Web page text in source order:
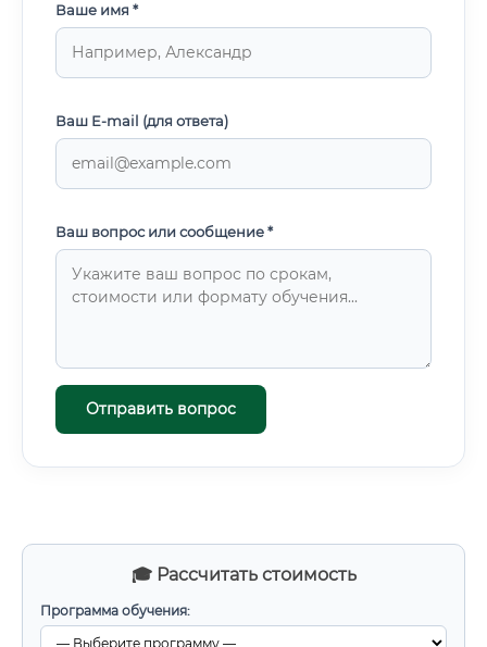
🎓 Рассчитать стоимость
Программа обучения:
Ваше имя *
Ваш E-mail (для ответа)
Ваш вопрос или сообщение *
Отправить вопрос